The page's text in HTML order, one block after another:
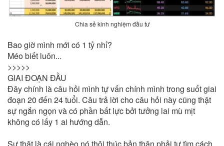
Chia sẻ kinh nghiệm đầu tư
Bao giờ mình mới có 1 tỷ nhỉ?
Méo biết luôn...
>>>>>
GIAI ĐOẠN ĐẦU
Đây chính là câu hỏi mình tự vấn chính mình trong suốt giai
đoạn 20 đến 24 tuổi. Câu trả lời cho câu hỏi này cũng thật
sự ngắn ngọn và có phần bất lực bởi tưởng lai mù mịt
không có lấy 1 ai hướng dẫn.
Sự thật là cái nghèo nó thôi thúc bản thân phải tự tìm cách